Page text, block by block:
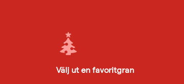
Välj ut en favoritgran